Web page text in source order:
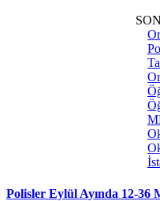
Polisler Eylül Ayında 12-36